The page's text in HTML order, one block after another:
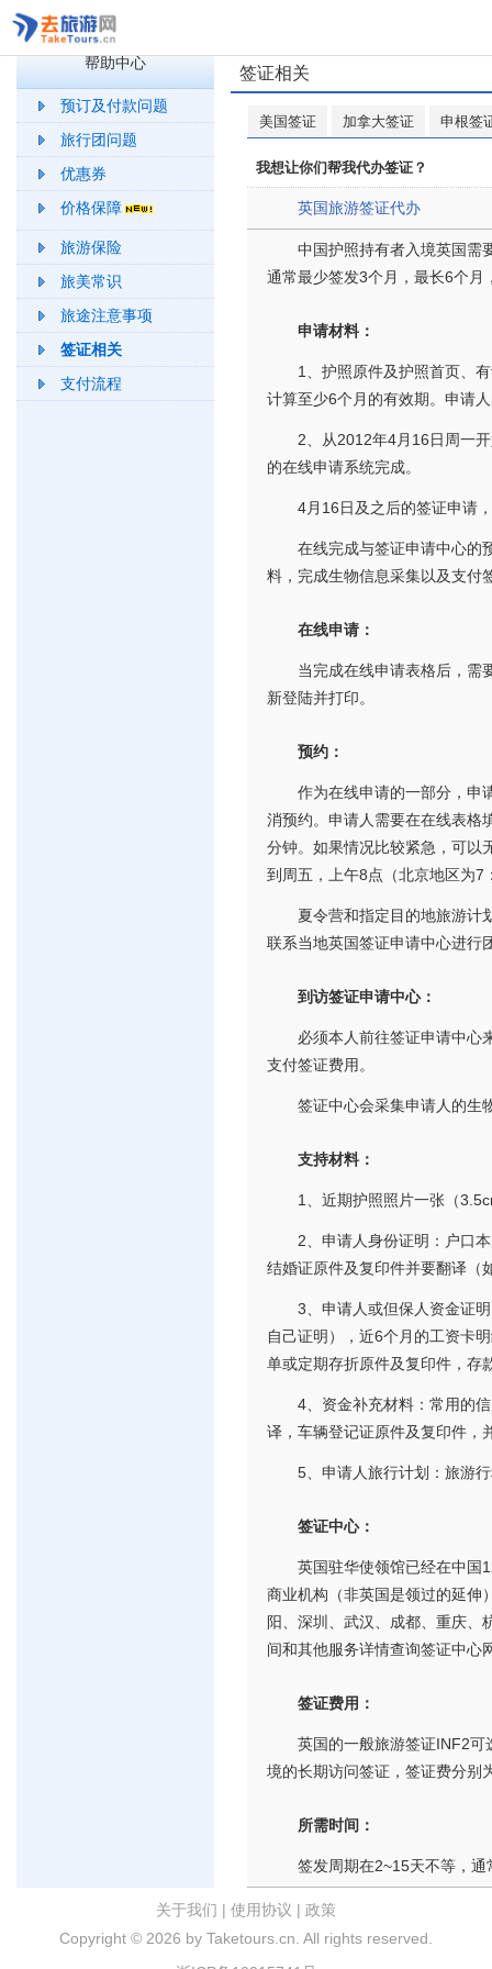
帮助中心
预订及付款问题
旅行团问题
优惠券
价格保障
旅游保险
旅美常识
旅途注意事项
签证相关
支付流程
签证相关
美国签证 加拿大签证 申根签
我想让你们帮我代办签证？
英国旅游签证代办
中国护照持有者入境英国需
通常最少签发3个月，最长6个月
申请材料：
1、护照原件及护照首页、
计算至少6个月的有效期。申请
2、从2012年4月16日周一
的在线申请系统完成。
4月16日及之后的签证申请
在线完成与签证申请中心的
料，完成生物信息采集以及支付
在线申请：
当完成在线申请表格后，需
新登陆并打印。
预约：
作为在线申请的一部分，申
消预约。申请人需要在在线表格
分钟。如果情况比较紧急，可以
到周五，上午8点（北京地区为7
夏令营和指定目的地旅游计
联系当地英国签证申请中心进行
到访签证申请中心：
必须本人前往签证申请中心
支付签证费用。
签证中心会采集申请人的生
支持材料：
1、近期护照照片一张（
2、申请人身份证明：户口
结婚证原件及复印件并要翻译（
3、申请人或但保人资金证
自己证明），近6个月的工资卡
单或定期存折原件及复印件，存
4、资金补充材料：常用的
译，车辆登记证原件及复印件，
5、申请人旅行计划：旅游
签证中心：
英国驻华使领馆已经在中国
商业机构（非英国是领过的延伸
阳、深圳、武汉、成都、重庆、
间和其他服务详情查询签证中心
签证费用：
英国的一般旅游签证INF2
境的长期访问签证，签证费分别
所需时间：
签发周期在2~15天不等，
关于我们 | 使用协议 | 政策
Copyright © 2026 by Taketours.cn. All rights reserved.